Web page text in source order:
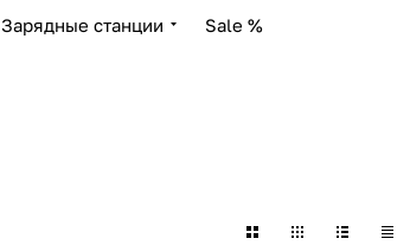
Зарядные станции Sale %